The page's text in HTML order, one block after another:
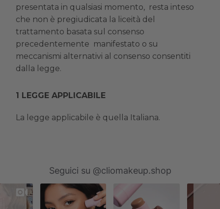
presentata in qualsiasi momento, resta inteso
che non è pregiudicata la liceità del
trattamento basata sul consenso
precedentemente manifestato o su
meccanismi alternativi al consenso consentiti
dalla legge.
LEGGE APPLICABILE
La legge applicabile è quella Italiana.
Seguici su @cliomakeup.shop